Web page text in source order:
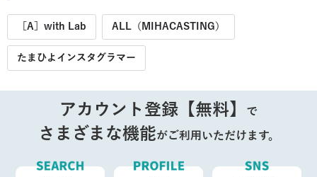
［A］with Lab ALL（MIHACASTING）
たまひよインスタグラマー
アカウント登録【無料】 で
さまざまな機能がご利用いただけます。